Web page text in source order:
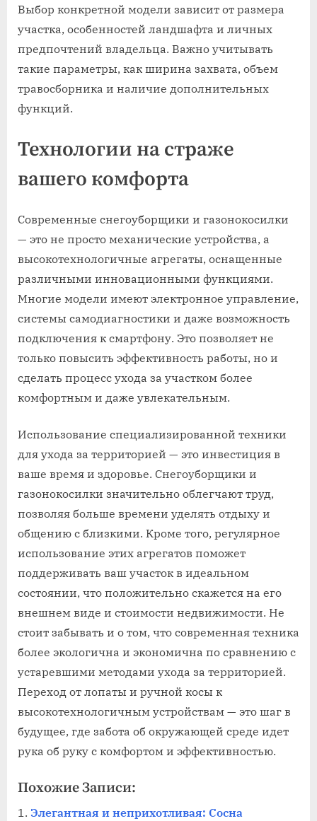
Выбор конкретной модели зависит от размера
участка, особенностей ландшафта и личных
предпочтений владельца. Важно учитывать
такие параметры, как ширина захвата, объем
травосборника и наличие дополнительных
функций.
Технологии на страже
вашего комфорта
Современные снегоуборщики и газонокосилки
— это не просто механические устройства, а
высокотехнологичные агрегаты, оснащенные
различными инновационными функциями.
Многие модели имеют электронное управление,
системы самодиагностики и даже возможность
подключения к смартфону. Это позволяет не
только повысить эффективность работы, но и
сделать процесс ухода за участком более
комфортным и даже увлекательным.
Использование специализированной техники
для ухода за территорией — это инвестиция в
ваше время и здоровье. Снегоуборщики и
газонокосилки значительно облегчают труд,
позволяя больше времени уделять отдыху и
общению с близкими. Кроме того, регулярное
использование этих агрегатов поможет
поддерживать ваш участок в идеальном
состоянии, что положительно скажется на его
внешнем виде и стоимости недвижимости. Не
стоит забывать и о том, что современная техника
более экологична и экономична по сравнению с
устаревшими методами ухода за территорией.
Переход от лопаты и ручной косы к
высокотехнологичным устройствам — это шаг в
будущее, где забота об окружающей среде идет
рука об руку с комфортом и эффективностью.
Похожие Записи:
Элегантная и неприхотливая: Сосна